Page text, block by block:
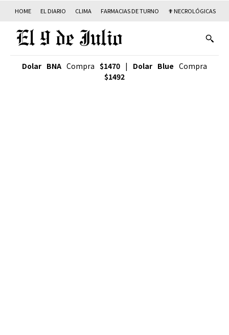
HOME EL DIARIO CLIMA FARMACIAS DE TURNO ✟ NECROLÓGICAS
Dolar BNA Compra $1470 | Dolar Blue Compra
$1492